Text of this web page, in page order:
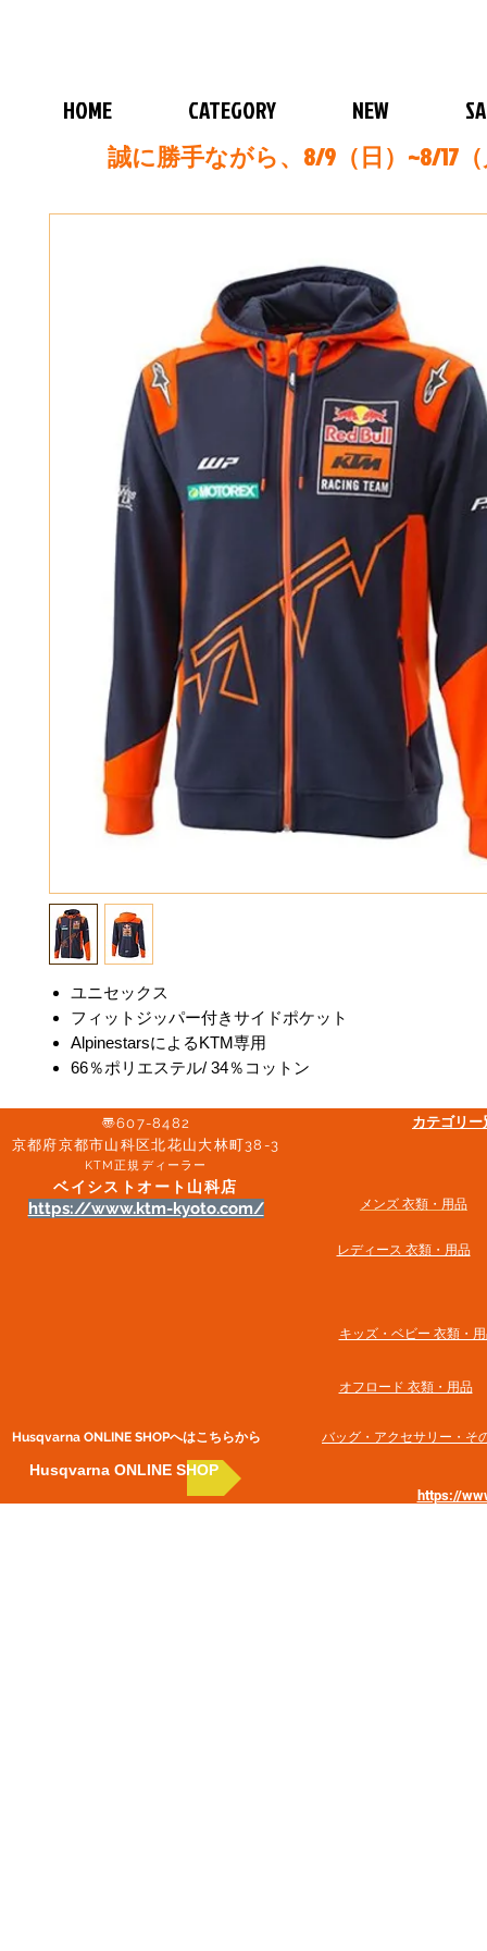
HOME CATEGORY NEW
誠に勝手ながら、8/9（日）~8/17
ユニセックス
フィットジッパー付きサイドポケット
AlpinestarsによるKTM専用
66％ポリエステル/ 34％コットン
〠607-8482
京都府京都市山科区北花山大林町38-3​
KTM正規ディーラー
ベイシストオート山科店
https://www.ktm-kyoto.com/
Husqvarna ONLINE SHOP​へはこちらから
Husqvarna ONLINE SHOP
カテゴリ
メンズ 衣類・用品
​レディース 衣類・用品
キッズ・ベビー 衣類・
オフロード 衣類・用品
バッグ・アクセサリー・そ
https://